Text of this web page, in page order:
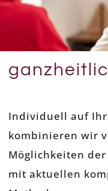
Individuell auf
kombinieren wir
Möglichkeiten
mit aktuellen